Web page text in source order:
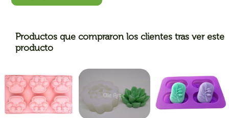
Productos que compraron los clientes tras ver este
producto